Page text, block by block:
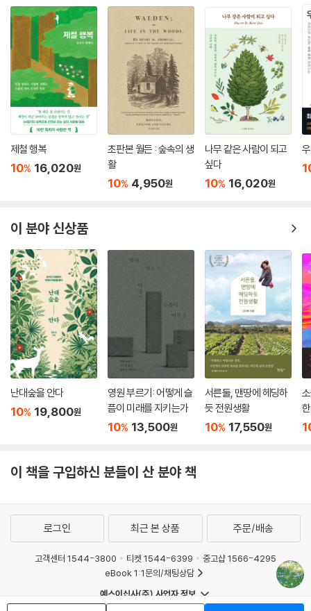
객이 쉴 수 있는 벤치로 거듭났습니다.”
--- pp.239-240
낙우송의 매력은 뭐니 뭐니 해도 뿌리에 있다. 낙우송 줄기 주변 흙 위로 솟
아오르는 공기뿌리 덕분이다. 가까이에서 보면 동굴 속 석순의 모습과도
비슷한데, 습지 주변의 풍경과 어우러져 마치 한 뼘 크기의 요정이 사는 숲
에 들어온 것 같은 착각이 들곤 한다.
--- p.251
복수초는 말 그대로 ‘눈을 녹인다’. 식물이 체온 유지를 위해 스스로 열을
내는 ‘식물 열발생’ 현상을 보이는 것이다. 스스로 열을 내 꽃의 내부 온도
--- p.269
숲으로 출근하며 넓어지는 ‘나’와 ‘우리’의 개념
책에는 사계절별로 저자가 선별한 식물종들이 생동감 가득한 사진과 함께
소개된다. 4월 중순부터 돋기 시작하는 붉은 순이 자랄수록 연해져 노란
잎으로 변했다가 햇살이 따가워지는 6월경에야 초록색을 띠기 시작하는
‘삼색참죽나무’의 변화는 마법 같다. 봄꽃으로 친숙한 목련은 무려 1억 6,0
00만 년 전에 등장해 지금까지 살아남은 가장 오래된 원시 식물 중 하나라
는 사실을 비롯해 흥미로운 이야깃거리가 많다. 보통 초봄에 꽃을 먼저 피
운 뒤 잎이 나는 것으로 알지만 겨울에도 푸른 잎을 유지하다가 여름에 사
람 얼굴만 한 꽃을 피우는 목련인 ‘태산목’도 있다. 8월 한여름 옥수수 같은
열매를 맺는 ‘큐슈곤약’은 처음엔 올리브색이었던 열매가 점점 분홍색부터
파란색, 짙은 남색까지 그러데이션을 띠며 익어간다. 자연에서는 쉽게 찾
한 독성이 있어 먹으면 안 된다. 매년 가을 수목원 탐방객들의 후각을 사로
도 불리며 ‘샤넬 No.5’의 모티브가 되었다. 엉킨 실타래 같기도, 뒤집어진
마녀의 머리채 같기도 한 독특한 모양새의 ‘유럽너도밤나무’, 비슷비슷한
갈색빛 속에 붉은 포인트가 되어주는 ‘화살나무’도 이색적이다. 흙 위로 솟
아오른 뿌리가 시선을 붙드는 ‘낙우송’은 습지 주변의 풍경과 어우러져 마
치 요정이 사는 숲에 들어온 것 같은 분위기를 낸다. ‘복수초’는 눈을 삭이
며(녹이며) 핀다고 해 눈색이꽃이라 불리는데 말 그대로 스스로 눈을 녹인
다. 마치 동물처럼 열을 내 자신의 온도를 일정하게 유지하고, 늦겨울 꽃망
울 주변에 쌓인 눈을 녹이며 개화하는 것이니 자연의 신비로움은 끝이 없
다.
“생을 다 바쳐 사랑해도 나무의 수명은 사람의 수명을 훌쩍 넘어서기 마
라는 사실을 떠올리면 하루 지나 사라지는 온갖 이슈들에 허덕이는 일은
는 태도다. 수목원의 중요한 역할 중 하나가 바로 생물다양성 보전을 위해
멸종위기 식물들의 개체를 증식하고 대체서식지를 마련하는 일이기도 하
다. 도시 기준으로 보면 없는 것이 너무 많은 수목원 생활이지만 인간 중심
의 사고를 뛰어넘는 자연과의 연결 속에서 삶의 지평이 새로워지고 ‘나’와
‘우리’의 개념은 확장된다.
제철 행복
10% 16,020원
초판본 월든 : 숲속의 생
활
10% 4,950원
나무 같은 사람이 되고
싶다
10% 16,020원
이 분야 신상품
난대숲을 안다
10% 19,800원
영원 부르기: 어떻게 슬
픔이 미래를 지키는가
10% 13,500원
서른둘, 맨땅에 헤딩하
듯 전원생활
10% 17,550원
이 책을 구입하신 분들이 산 분야 책
로그인 최근 본 상품 주문/배송
고객센터 1544-3800 티켓 1544-6399
중고샵 1566-4295
eBook 1:1문의/채팅상담
예스이십사(주) 사업자 정보